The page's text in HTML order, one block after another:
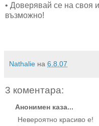
• Доверявай се на своя
възможно!
Nathalie на 6.8.07
3 коментара:
Анонимен каза...
Невероятно красиво е!